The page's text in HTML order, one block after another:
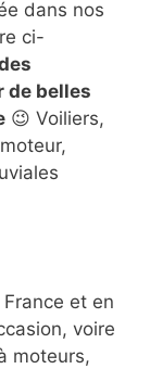
dans nos
ci-
de belles
😉 Voiliers,
France et en
voire
moteurs,